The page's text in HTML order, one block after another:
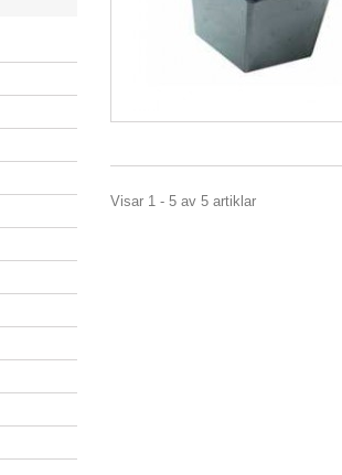
Visar 1 - 5 av 5 artiklar